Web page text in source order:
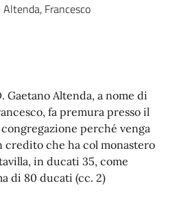
Altenda, Francesco
Gaetano Altenda, a nome di
fa premura presso il
perché venga
credito che ha col monastero
in ducati 35, come
di 80 ducati (cc. 2)